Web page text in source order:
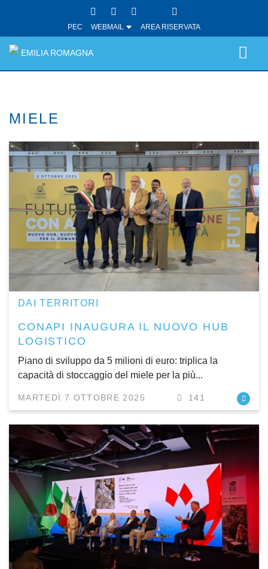
PEC WEBMAIL AREA RISERVATA
EMILIA ROMAGNA
MIELE
DAI TERRITORI
CONAPI INAUGURA IL NUOVO HUB
LOGISTICO
Piano di sviluppo da 5 milioni di euro: triplica la
capacità di stoccaggio del miele per la più...
MARTEDÌ 7 OTTOBRE 2025 141